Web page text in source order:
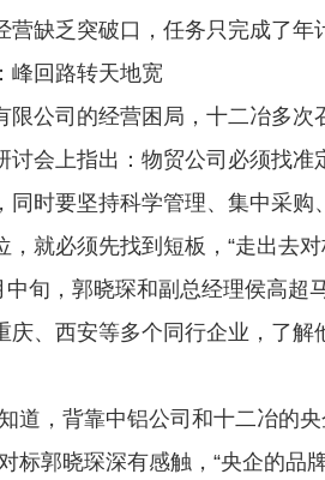
营缺乏突破口，任务只完成了年
回路转天地宽
司的经营困局，十二冶多次
讨会上指出：物贸公司必须找
同时要坚持科学管理、集中采购
必须先找到短板，“走出去对
，郭晓琛和副总经理侯高超马
庆、西安等多个同行企业，了
，背靠中铝公司和十二冶的央
标郭晓琛深有感触，“央企的